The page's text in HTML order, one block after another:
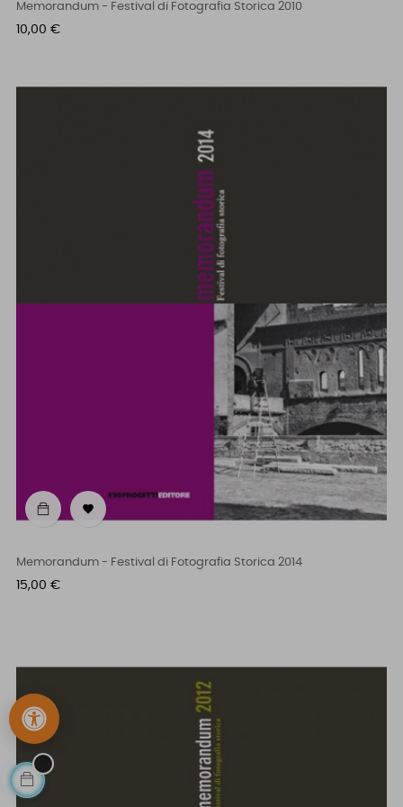
Memorandum - Festival di Fotografia Storica 2010
Prezzo
10,00 €

Memorandum - Festival di Fotografia Storica 2014
Prezzo
15,00 €